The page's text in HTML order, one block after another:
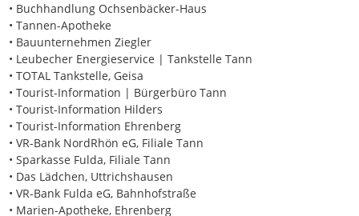
• Buchhandlung Ochsenbäcker-Haus
• Tannen-Apotheke
• Bauunternehmen Ziegler
• Leubecher Energieservice | Tankstelle Tann
• TOTAL Tankstelle, Geisa
• Tourist-Information | Bürgerbüro Tann
• Tourist-Information Hilders
• Tourist-Information Ehrenberg
• VR-Bank NordRhön eG, Filiale Tann
• Sparkasse Fulda, Filiale Tann
• Das Lädchen, Uttrichshausen
• VR-Bank Fulda eG, Bahnhofstraße
• Marien-Apotheke, Ehrenberg